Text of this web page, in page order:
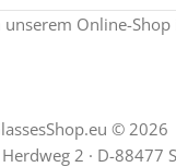
Online-
© 2026
2 · D-88477